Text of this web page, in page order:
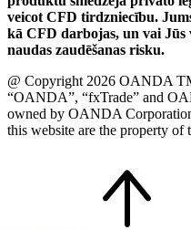
veicot CFD tirdzniecību.
kā CFD darbojas, un vai Jūs
naudas zaudēšanas risku.
@ Copyright 2026 OANDA
“OANDA”, “fxTrade” and
owned by OANDA
this website are the property of